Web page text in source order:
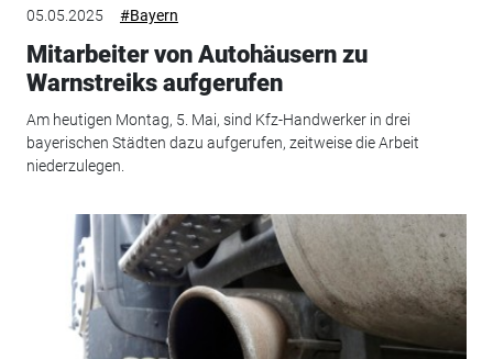
05.05.2025 #Bayern
Mitarbeiter von Autohäusern zu
Warnstreiks aufgerufen
Am heutigen Montag, 5. Mai, sind Kfz-Handwerker in drei
bayerischen Städten dazu aufgerufen, zeitweise die Arbeit
niederzulegen.